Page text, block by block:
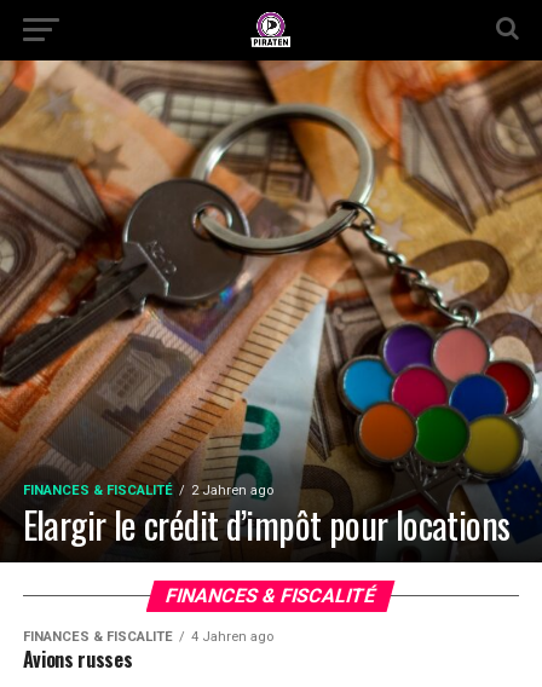
FINANCES & FISCALITÉ 2 Jahren ago
Elargir le crédit d’impôt pour locations
FINANCES & FISCALITÉ
FINANCES & FISCALITÉ 4 Jahren ago
Avions russes